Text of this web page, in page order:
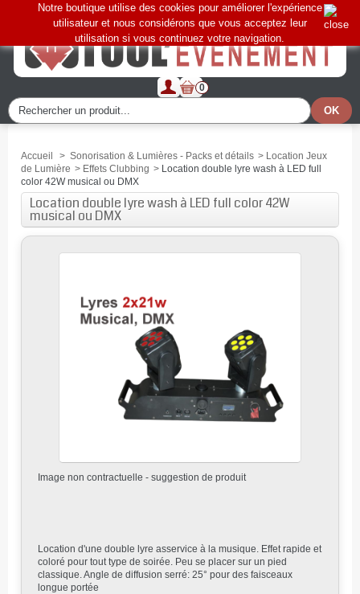
0
Notre boutique utilise des cookies pour améliorer l'expérience
utilisateur et nous considérons que vous acceptez leur
utilisation si vous continuez votre navigation.
Accueil > Sonorisation & Lumières - Packs et détails > Location Jeux
de Lumière > Effets Clubbing > Location double lyre wash à LED full
color 42W musical ou DMX
Location double lyre wash à LED full color 42W
musical ou DMX
Image non contractuelle - suggestion de produit
Location d'une double lyre asservice à la musique. Effet rapide et
coloré pour tout type de soirée. Peu se placer sur un pied
classique. Angle de diffusion serré: 25° pour des faisceaux
longue portée